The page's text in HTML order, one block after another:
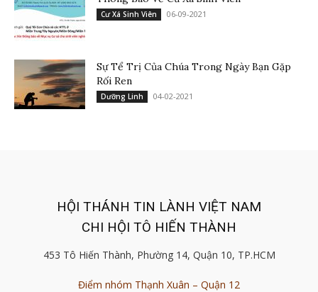
Cư Xá Sinh Viên 06-09-2021
Sự Tể Trị Của Chúa Trong Ngày Bạn Gặp
Rối Ren
Dưỡng Linh 04-02-2021
HỘI THÁNH TIN LÀNH VIỆT NAM
CHI HỘI TÔ HIẾN THÀNH
453 Tô Hiến Thành, Phường 14, Quận 10, TP.HCM
Điểm nhóm Thạnh Xuân – Quận 12